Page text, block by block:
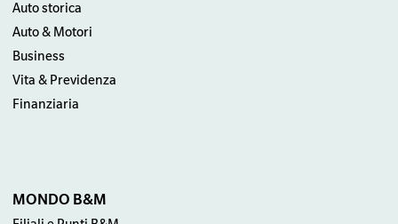
Auto storica
Auto & Motori
Business
Vita & Previdenza
Finanziaria
MONDO B&M